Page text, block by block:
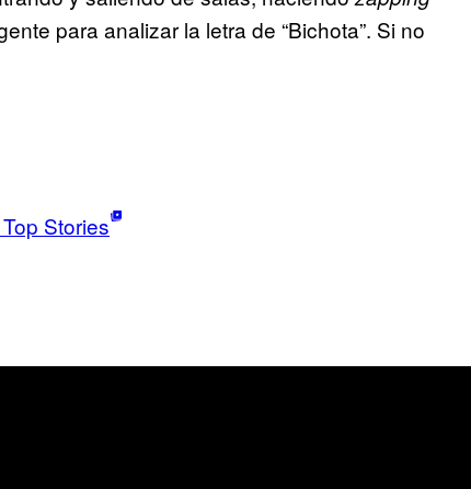
para analizar la letra de “Bichota”. Si no
Stories